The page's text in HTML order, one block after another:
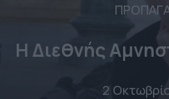
Η Διεθνής
2